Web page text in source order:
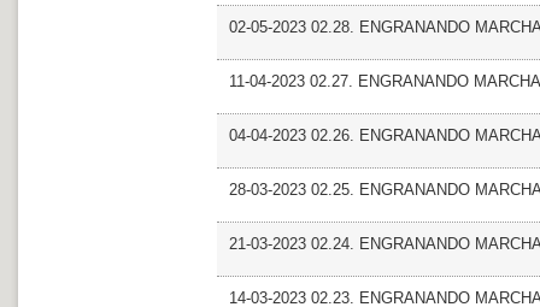
02-05-2023 02.28. ENGRANANDO
11-04-2023 02.27. ENGRANANDO
04-04-2023 02.26. ENGRANANDO
28-03-2023 02.25. ENGRANANDO
21-03-2023 02.24. ENGRANANDO
14-03-2023 02.23. ENGRANANDO